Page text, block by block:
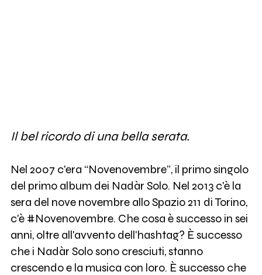
Il bel ricordo di una bella serata.
Nel 2007 c'era “Novenovembre”, il primo singolo
del primo album dei Nadàr Solo. Nel 2013 c'è la
sera del nove novembre allo Spazio 211 di Torino,
c'è #Novenovembre. Che cosa è successo in sei
anni, oltre all'avvento dell'hashtag? È successo
che i Nadàr Solo sono cresciuti, stanno
crescendo e la musica con loro. È successo che